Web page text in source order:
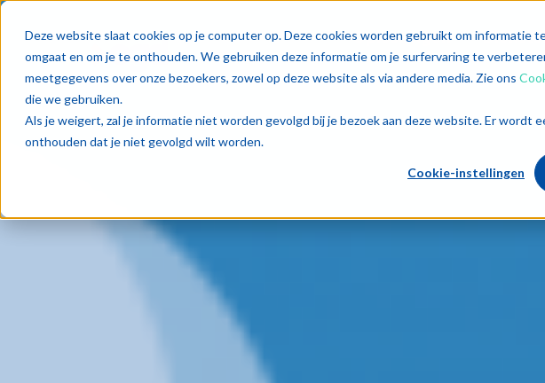
Deze website slaat cookies op je computer op. Deze cookies worden gebruikt om informatie
omgaat en om je te onthouden. We gebruiken deze informatie om je surfervaring te
meetgegevens over onze bezoekers, zowel op deze website als via andere media. Zie ons
die we gebruiken.
Als je weigert, zal je informatie niet worden gevolgd bij je bezoek aan deze website. Er wordt
onthouden dat je niet gevolgd wilt worden.
Cookie-instellingen
Oplossingen